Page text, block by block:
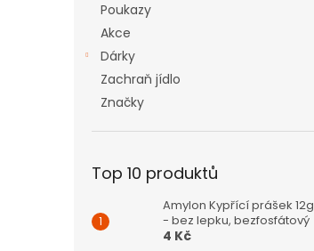
Poukazy
Akce
Dárky
Zachraň jídlo
Značky
Top 10 produktů
Amylon Kypřící prášek 12g
- bez lepku, bezfosfátový
4 Kč